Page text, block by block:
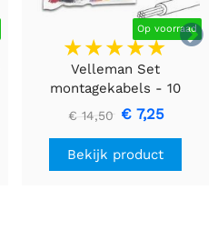

Op voorraad
Velleman Set
montagekabels - 10
kleuren - 60m - flexibele
kern (multi core)
€ 14,50 € 7,25
Bekijk product